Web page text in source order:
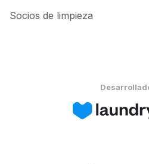
Socios de limpieza